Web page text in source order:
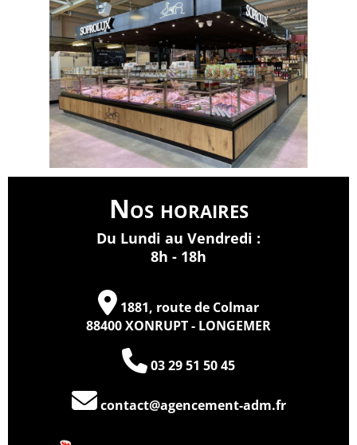
Nos horaires
Du Lundi au Vendredi :
8h - 18h
1881, route de Colmar
88400 XONRUPT - LONGEMER
03 29 51 50 45
contact@agencement-adm.fr